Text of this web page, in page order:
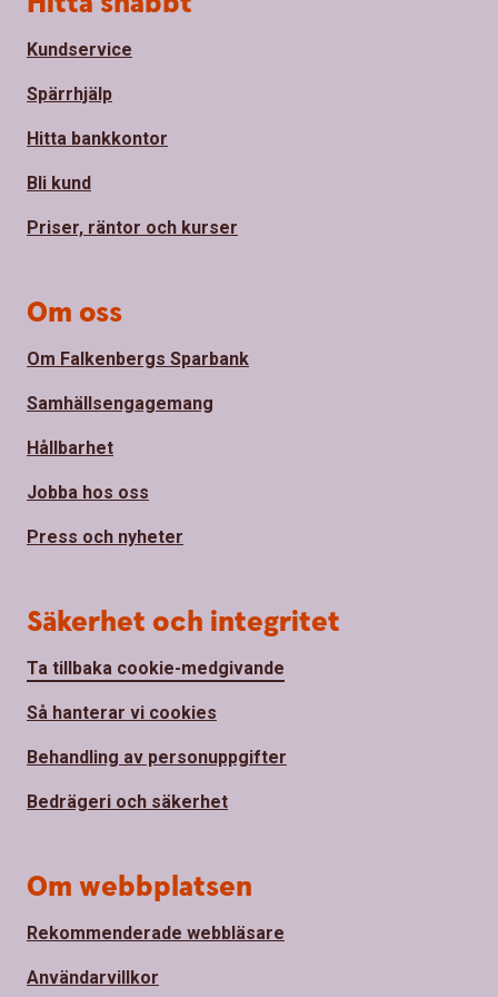
Kundservice
Spärrhjälp
Hitta bankkontor
Bli kund
Priser, räntor och kurser
Om oss
Om Falkenbergs Sparbank
Samhällsengagemang
Hållbarhet
Jobba hos oss
Press och nyheter
Säkerhet och integritet
Ta tillbaka cookie-medgivande
Så hanterar vi cookies
Behandling av personuppgifter
Bedrägeri och säkerhet
Om webbplatsen
Rekommenderade webbläsare
Användarvillkor